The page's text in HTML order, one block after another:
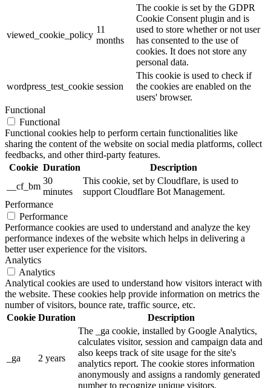
viewed_cookie_policy
11
months
The cookie is set by the GDPR
Cookie Consent plugin and is
used to store whether or not user
has consented to the use of
cookies. It does not store any
personal data.
wordpress_test_cookie session
This cookie is used to check if
the cookies are enabled on the
users' browser.
Functional
Functional
Functional cookies help to perform certain functionalities like
sharing the content of the website on social media platforms, collect
feedbacks, and other third-party features.
Cookie Duration
Description
__cf_bm
30
minutes
This cookie, set by Cloudflare, is used to
support Cloudflare Bot Management.
Performance
Performance
Performance cookies are used to understand and analyze the key
performance indexes of the website which helps in delivering a
better user experience for the visitors.
Analytics
Analytics
Analytical cookies are used to understand how visitors interact with
the website. These cookies help provide information on metrics the
number of visitors, bounce rate, traffic source, etc.
Cookie Duration Description
_ga 2 years
The _ga cookie, installed by Google Analytics,
calculates visitor, session and campaign data and
also keeps track of site usage for the site's
analytics report. The cookie stores information
anonymously and assigns a randomly generated
number to recognize unique visitors.